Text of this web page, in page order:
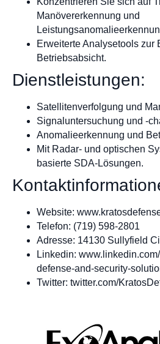
Manövererkennung und
Erweiterte Analysetools zur
Betriebsabsicht.
Dienstleistungen:
Satellitenverfolgung und
Signaluntersuchung und -
Anomalieerkennung und
Mit Radar- und optischen
basierte SDA-Lösungen.
Website:
Telefon: (719) 598-2801
Adresse: 14130 Sullyfield
Linkedin:
defense-and-security-
Twitter: twitter.com/